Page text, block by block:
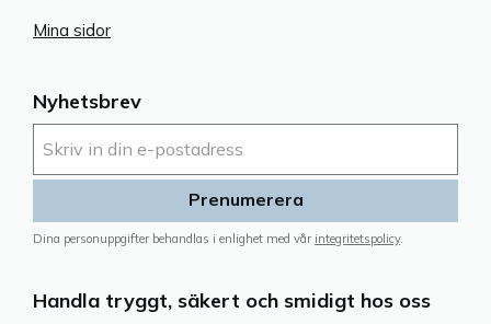
Nyhetsbrev
Prenumerera
Dina personuppgifter behandlas i enlighet med vår integritetspolicy.
Handla tryggt, säkert och smidigt hos oss
Mina sidor